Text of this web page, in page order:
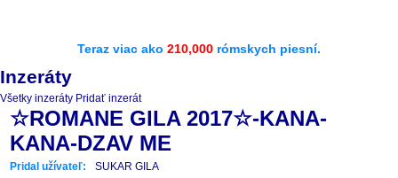
Teraz viac ako 210,000 rómskych piesní.
Inzeráty
Všetky inzeráty Pridať inzerát
☆ROMANE GILA 2017☆-KANA-
KANA-DZAV ME
Pridal užívateľ: SUKAR GILA